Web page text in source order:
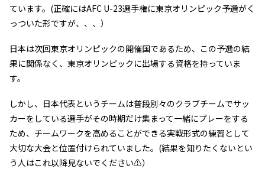
ています。(正確にはAFC U-23選手権に東京オリンピック予選がく
っついた形ですが、、、）
日本は次回東京オリンピックの開催国であるため、この予選の結
果に関係なく、東京オリンピックに出場する資格を持っていま
す。
しかし、日本代表というチームは普段別々のクラブチームでサッ
カーをしている選手がその時期だけ集まって一緒にプレーをする
ため、チームワークを高めることができる実戦形式の練習として
大切な大会と位置付けられていました。(結果を知りたくないとい
う人はこれ以降見ないでください⚠）